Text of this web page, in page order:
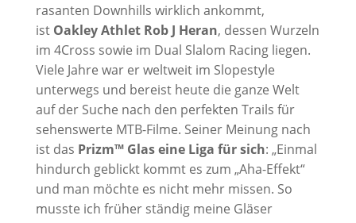
rasanten Downhills wirklich ankommt,
ist Oakley Athlet Rob J Heran, dessen Wurzeln
im 4Cross sowie im Dual Slalom Racing liegen.
Viele Jahre war er weltweit im Slopestyle
unterwegs und bereist heute die ganze Welt
auf der Suche nach den perfekten Trails für
sehenswerte MTB-Filme. Seiner Meinung nach
ist das Prizm™ Glas eine Liga für sich: „Einmal
hindurch geblickt kommt es zum „Aha-Effekt“
und man möchte es nicht mehr missen. So
musste ich früher ständig meine Gläser